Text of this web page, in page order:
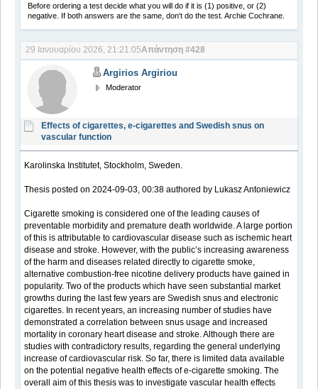
Before ordering a test decide what you will do if it is (1) positive, or (2)
negative. If both answers are the same, don't do the test. Archie Cochrane.
29 Ιανουαρίου 2026, 21:21:05Απάντηση #428
Argirios Argiriou
Moderator
Effects of cigarettes, e-cigarettes and Swedish snus on
vascular function
Karolinska Institutet, Stockholm, Sweden.
Τhesis posted on 2024-09-03, 00:38 authored by Lukasz Antoniewicz
Cigarette smoking is considered one of the leading causes of
preventable morbidity and premature death worldwide. A large portion
of this is attributable to cardiovascular disease such as ischemic heart
disease and stroke. However, with the public’s increasing awareness
of the harm and diseases related directly to cigarette smoke,
alternative combustion-free nicotine delivery products have gained in
popularity. Two of the products which have seen substantial market
growths during the last few years are Swedish snus and electronic
cigarettes. In recent years, an increasing number of studies have
demonstrated a correlation between snus usage and increased
mortality in coronary heart disease and stroke. Although there are
studies with contradictory results, regarding the general underlying
increase of cardiovascular risk. So far, there is limited data available
on the potential negative health effects of e-cigarette smoking. The
overall aim of this thesis was to investigate vascular health effects